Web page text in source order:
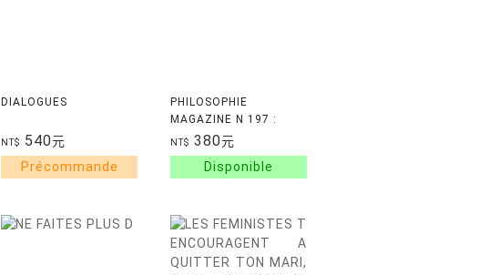
DIALOGUES
NT$ 540元
PHILOSOPHIE
MAGAZINE N 197 :
L'EMPIRE, STADE
ULTIME DU
CAPITALISME ? - MARS
NT$ 380元